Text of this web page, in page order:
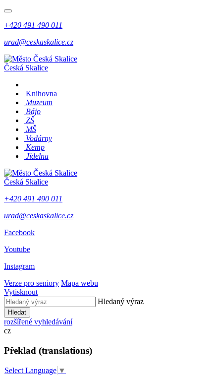
+420 491 490 011
urad@ceskaskalice.cz
Česká Skalice
Knihovna
Muzeum
Bájo
ZŠ
MŠ
Vodárny
Kemp
Jídelna
Česká Skalice
+420 491 490 011
urad@ceskaskalice.cz
Facebook
Youtube
Instagram
Verze pro seniory Mapa webu
Vytisknout
Hledaný výraz
Hledat
rozšířené vyhledávání
cz
Překlad (translations)
Select Language ▼